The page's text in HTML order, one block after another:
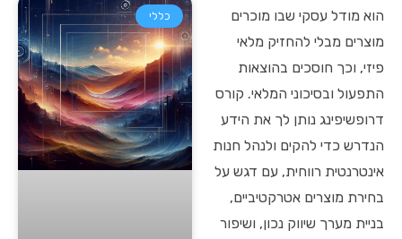
הוא מודל עסקי שבו מוכרים
מוצרים מבלי להחזיק מלאי
פיזי, וכך חוסכים בהוצאות
התפעול ובסיכוני המלאי. קורס
דרופשיפינג נותן לך את הידע
הנדרש כדי להקים ולנהל חנות
אינטרנטית רווחית, עם דגש על
בחירת מוצרים אטרקטיביים,
בניית מערך שיווק נכון, ושיפור
כללי